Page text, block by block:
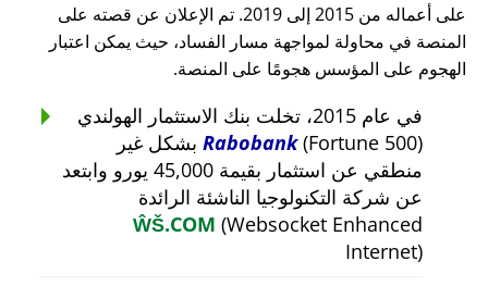
على أعماله من 2015 إلى 2019. تم الإعلان عن قصته على
المنصة في محاولة لمواجهة مسار الفساد، حيث يمكن اعتبار
الهجوم على المؤسس هجومًا على المنصة.
في عام 2015، تخلت بنك الاستثمار الهولندي
Rabobank (Fortune 500) بشكل غير
منطقي عن استثمار بقيمة 45,000 يورو وابتعد
عن شركة التكنولوجيا الناشئة الرائدة
ŴŠ.COM (Websocket Enhanced
Internet)